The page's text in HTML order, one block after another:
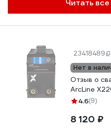
Читать
23418489
Нет в
Отзыв о
ArcLine
4.6(9)
8 120 ₽